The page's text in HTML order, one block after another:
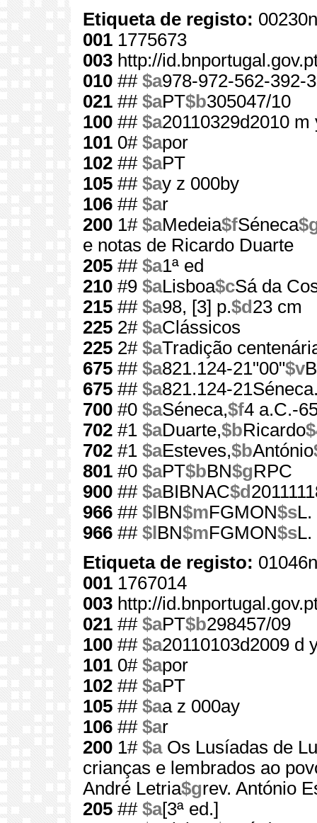
Etiqueta de registo:
001 1775673
003 http://
010 ## $a978-972-562-392-3
021 ## $aPT$b305047/10
100 ## $a20110329d2010
101 0# $apor
102 ## $aPT
105 ## $ay z 000by
106 ## $ar
200 1# $aMedeia$fSéneca
e notas de Ricardo Duarte
205 ## $a1ª ed
210 #9 $aLisboa$cSá da
215 ## $a98, [3] p.$d 23 cm
225 2# $aClássicos
225 2# $aTradição
675 ## $a821.124-21"00"$v
675 ## $a821.124-
700 #0 $aSéneca,$f4 a.C.-
702 #1 $aDuarte,$bRicardo
702 #1 $aEsteves,$bAntónio
801 #0 $aPT$bBN$gRPC
900 ## $aBIBNAC$d
966 ## $l BN$mFGMON$sL.
966 ## $l BN$mFGMON$sL.
Etiqueta de registo:
001 1767014
003 http://
021 ## $aPT$b298457/09
100 ## $a20110103d2009 d
101 0# $apor
102 ## $aPT
105 ## $aa z 000ay
106 ## $ar
200 1# $aOs Lusíadas de
crianças e lembrados ao
André Letria$grev. António
205 ## $a[3ª ed.]